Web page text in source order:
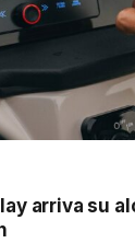
arriva su